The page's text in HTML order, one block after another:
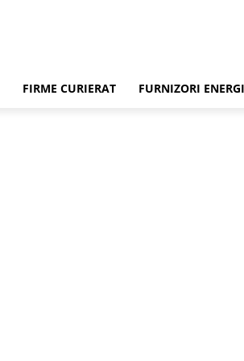
FIRME CURIERAT FURNIZORI